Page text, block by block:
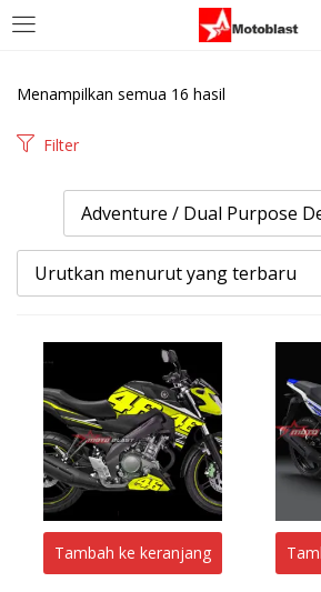
Enter your username and password to
Remember me
Lost password?
Menampilkan semua 16 hasil
Filter
Adventure / Dual Purpose
Urutkan menurut yang terbaru
Tambah ke keranjang